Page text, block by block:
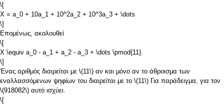
\[
X = a_0 + 10a_1 + 10^2a_2 + 10^3a_3 + \dots
\]
Επομένως, ακολουθεί
\[
X \equiv a_0 - a_1 + a_2 - a_3 + \dots \pmod{11}.
\]
Ένας αριθμός διαιρείται με \(11\) αν και μόνο αν το άθροισμα των
εναλλασσόμενων ψηφίων του διαιρείται με το \(11\) Για παράδειγμα, για τον
\(918082\) αυτό ισχύει.
\[